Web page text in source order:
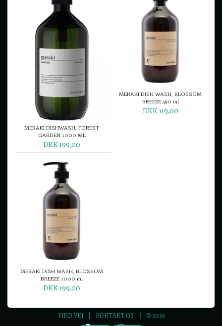
MERAKI DISHWASH, FOREST
GARDEN 1000 ML
DKK 199,00
MERAKI DISH WASH, BLOSSOM
BREEZE 490 ml
DKK 119,00
MERAKI DISH WASH, BLOSSOM
BREEZE 1000 ml
DKK 199,00
FIND VEJ KONTAKT OS © 2026